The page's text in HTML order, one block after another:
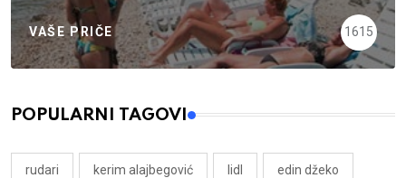
VAŠE PRIČE 1615
POPULARNI TAGOVI
rudari kerim alajbegović lidl edin džeko